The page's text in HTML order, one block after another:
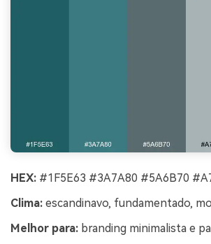
HEX: #1F5E63 #3A7A80 #5A6B70
Clima: escandinavo, fundamentado,
Melhor para: branding minimalista e